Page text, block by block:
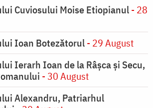
Cuviosului Moise Etiopianul- 28
Ioan Botezătorul- 29 August
Ierarh Ioan de la Râşca şi Secu,
- 30 August
Alexandru, Patriarhul